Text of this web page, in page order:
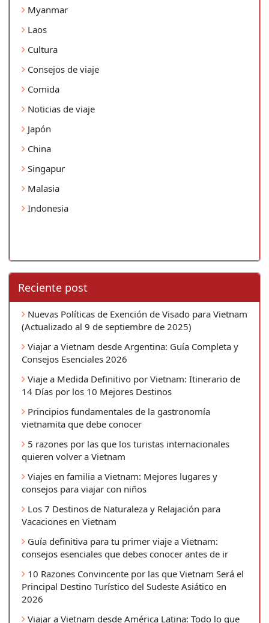
Myanmar
Laos
Cultura
Consejos de viaje
Comida
Noticias de viaje
Japón
China
Singapur
Malasia
Indonesia
Reciente post
Nuevas Políticas de Exención de Visado para Vietnam
(Actualizado al 9 de septiembre de 2025)
Viajar a Vietnam desde Argentina: Guía Completa y
Consejos Esenciales 2026
Viaje a Medida Definitivo por Vietnam: Itinerario de
14 Días por los 10 Mejores Destinos
Principios fundamentales de la gastronomía
vietnamita que debe conocer
5 razones por las que los turistas internacionales
quieren volver a Vietnam
Viajes en familia a Vietnam: Mejores lugares y
consejos para viajar con niños
Los 7 Destinos de Naturaleza y Relajación para
Vacaciones en Vietnam
Guía definitiva para tu primer viaje a Vietnam:
consejos esenciales que debes conocer antes de ir
10 Razones Convincente por las que Vietnam Será el
Principal Destino Turístico del Sudeste Asiático en
2026
Viajar a Vietnam desde América Latina: Todo lo que